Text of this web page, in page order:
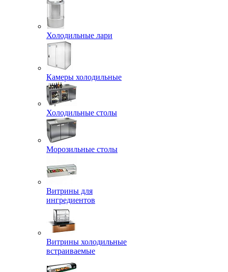
Холодильные лари
Камеры холодильные
Холодильные столы
Морозильные столы
Витрины для
ингредиентов
Витрины холодильные
встраиваемые